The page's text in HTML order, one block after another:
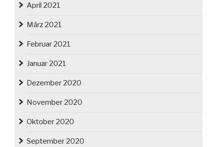
April 2021
März 2021
Februar 2021
Januar 2021
Dezember 2020
November 2020
Oktober 2020
September 2020